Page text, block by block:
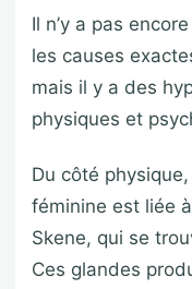
Il n’y a pas
les causes
mais il y a des
physiques et
Du côté
féminine est liée
Skene, qui se
Ces glandes